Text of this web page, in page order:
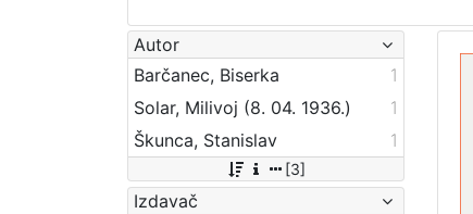
Autor
Barčanec, Biserka
1
Solar, Milivoj (8. 04. 1936.)
1
Škunca, Stanislav
1
[3]
Izdavač